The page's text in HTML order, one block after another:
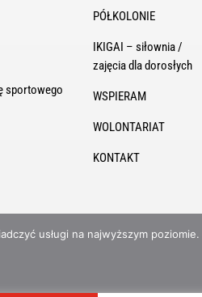
sportowego
PÓŁKOLONIE
IKIGAI – siłownia /
zajęcia dla dorosłych
WSPIERAM
WOLONTARIAT
KONTAKT
usługi na najwyższym poziomie.